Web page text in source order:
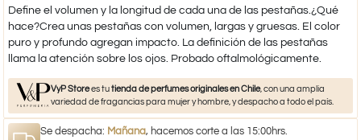
Define el volumen y la longitud de cada una de las pestañas.¿Qué
hace?Crea unas pestañas con volumen, largas y gruesas. El color
puro y profundo agregan impacto. La definición de las pestañas
llama la atención sobre los ojos. Probado oftalmológicamente.
VyP Storees tutienda de perfumes originales en Chile, con una amplia
variedad de fragancias para mujer y hombre, y despacho a todo el país.
Se despacha: Mañana, hacemos corte a las 15:00hrs.